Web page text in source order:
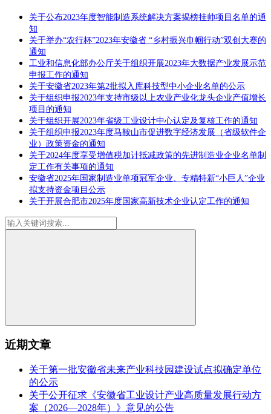
关于公布2023年度智能制造系统解决方案揭榜挂帅项目名单的通
知
关于举办“农行杯”2023年安徽省 “乡村振兴巾帼行动”双创大赛的
通知
工业和信息化部办公厅关于组织开展2023年大数据产业发展示范
申报工作的通知
关于安徽省2023年第2批拟入库科技型中小企业名单的公示
关于组织申报2023年支持市级以上农业产业化龙头企业产值增长
项目的通知
关于组织开展2023年省级工业设计中心认定及复核工作的通知
关于组织申报2023年度马鞍山市促进数字经济发展（省级软件企
业）政策资金的通知
关于2024年度享受增值税加计抵减政策的先进制造业企业名单制
定工作有关事项的通知
安徽省2025年国家制造业单项冠军企业、专精特新“小巨人”企业
拟支持资金项目公示
关于开展合肥市2025年度国家高新技术企业认定工作的通知
近期文章
关于第一批安徽省未来产业科技园建设试点拟确定单位
的公示
关于公开征求《安徽省工业设计产业高质量发展行动方
案（2026—2028年）》意见的公告